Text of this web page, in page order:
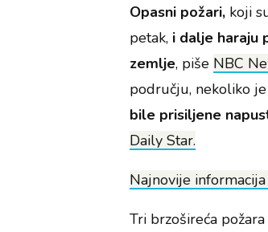
Opasni požari, koji
petak, i dalje haraju
zemlje, piše NBC
području, nekoliko
bile prisiljene
Daily Star.
Najnovije
Tri brzošireća